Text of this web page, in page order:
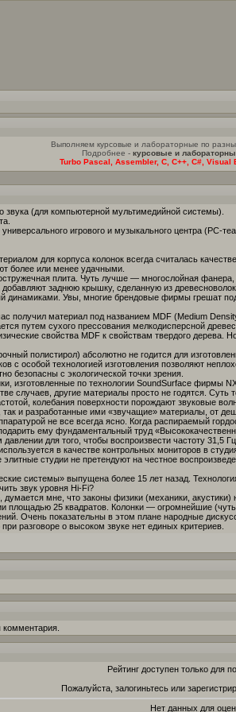
Выполняем курсовые и лабораторные по
Подробнее - курсовые и
Turbo Pascal, Assembler, C, C++, C#,
звука (для компьютерной мультимедийной системы).
игрового и музыкального центра (PC-
для корпуса колонок всегда считалась
более или менее удачными.
плита. Чуть лучше — многослойная
добавляют заднюю крышку, сделанную из
динамиками. Увы, многие брендовые фирмы грешат
получил материал под названием MDF (Medium
путем сухого прессования мелкодисперсной
свойства MDF к свойствам твердого
полистирол) абсолютно не годится для
с особой технологией изготовления позволяют
безопасны с экологической точки зрения.
изготовленные по технологии SoundSurface фирмы
случаев, другие материалы просто не годятся. Суть
колебания поверхности порождают звуковые
и разработанные ими «звучащие» материалы, от
не все всегда ясно. Когда распираемый
ему фундаментальный труд
для того, чтобы воспроизвести частоту 31,5
в качестве контрольных мониторов в
студии не претендуют на честное
системы» выпущена более 15 лет назад.
звук уровня Hi-Fi?
думается мне, что законы физики (механики, акустики)
площадью 25 квадратов. Колонки — огромнейшие
Очень показательны в этом плане народные
разговоре о высоком звуке нет единых критериев.
комментария.
Рейтинг доступен только для
Пожалуйста, залогиньтесь или
Нет данных для